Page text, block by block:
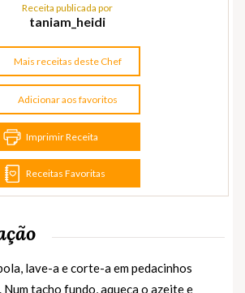
Receita publicada por
taniam_heidi
Mais receitas deste Chef
Adicionar aos favoritos
Imprimir Receita
Receitas Favoritas
lave-a e corte-a em pedacinhos
Num tacho fundo, aqueça o azeite e